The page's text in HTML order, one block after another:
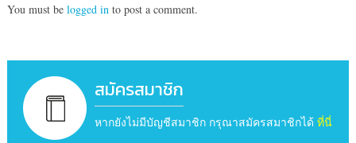
You must be logged in to post a comment.
สมัครสมาชิก
หากยังไม่มีบัญชีสมาชิก กรุณาสมัครสมาชิกได้ ที่นี่